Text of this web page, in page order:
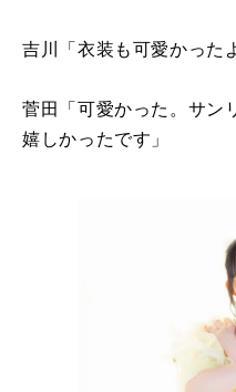
吉川「衣装も可愛かった
菅田「可愛かった。サン
嬉しかったです」